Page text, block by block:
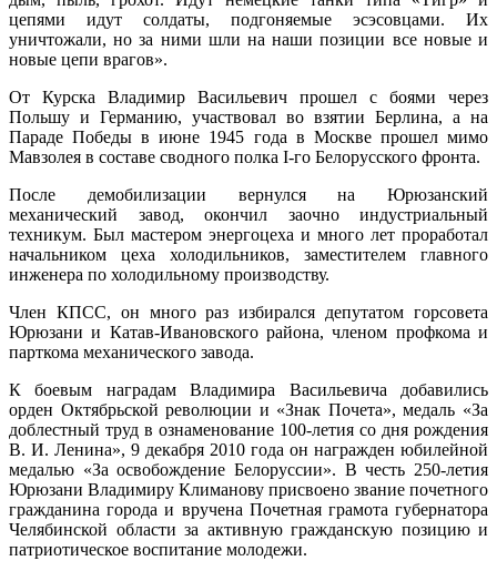
цепями идут солдаты, подгоняемые эсэсовцами. Их
уничтожали, но за ними шли на наши позиции все новые и
новые цепи врагов».
От Курска Владимир Васильевич прошел с боями через
Польшу и Германию, участвовал во взятии Берлина, а на
Параде Победы в июне 1945 года в Москве прошел мимо
Мавзолея в составе сводного полка I-го Белорусского фронта.
После демобилизации вернулся на Юрюзанский
механический завод, окончил заочно индустриальный
техникум. Был мастером энергоцеха и много лет проработал
начальником цеха холодильников, заместителем главного
инженера по холодильному производству.
Член КПСС, он много раз избирался депутатом горсовета
Юрюзани и Катав-Ивановского района, членом профкома и
парткома механического завода.
К боевым наградам Владимира Васильевича добавились
орден Октябрьской революции и «Знак Почета», медаль «За
доблестный труд в ознаменование 100-летия со дня рождения
В. И. Ленина», 9 декабря 2010 года он награжден юбилейной
медалью «За освобождение Белоруссии». В честь 250-летия
Юрюзани Владимиру Климанову присвоено звание почетного
гражданина города и вручена Почетная грамота губернатора
Челябинской области за активную гражданскую позицию и
патриотическое воспитание молодежи.